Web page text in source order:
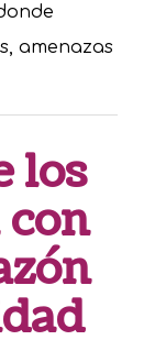
amenazas
los